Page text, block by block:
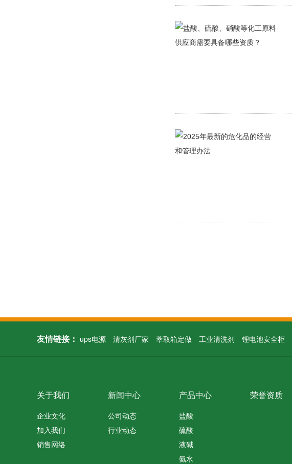
友情链接： ups电源 清灰剂厂家 萃取箱定做 工业清洗剂 锂电池安全柜
关于我们
企业文化
加入我们
销售网络
新闻中心
公司动态
行业动态
产品中心
盐酸
硫酸
液碱
氨水
荣誉资质